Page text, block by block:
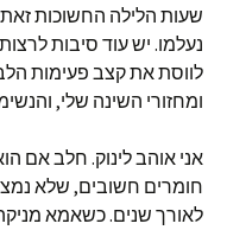
שעות הלילה החשוכות
נעלמו. יש עוד סיבות
לווסת את קצב פעימות
ומחזורי השינה שלי,
אני אוהב לינוק. חלב אם
חומרים חשובים, שלא
לאורך שנים. כשאמא